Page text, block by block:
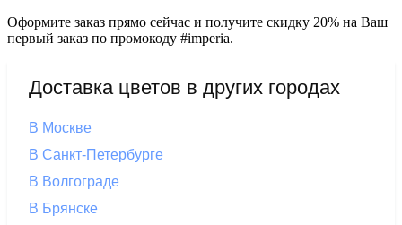
Оформите заказ прямо сейчас и получите скидку 20% на Ваш
первый заказ по промокоду #imperia.
Доставка цветов в других городах
В Москве
В Санкт-Петербурге
В Волгограде
В Брянске